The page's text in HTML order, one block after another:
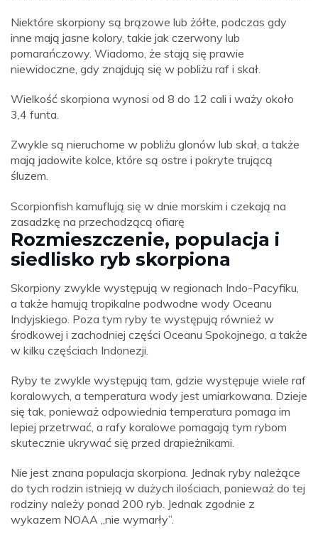
Niektóre skorpiony są brązowe lub żółte, podczas gdy
inne mają jasne kolory, takie jak czerwony lub
pomarańczowy. Wiadomo, że stają się prawie
niewidoczne, gdy znajdują się w pobliżu raf i skał.
Wielkość skorpiona wynosi od 8 do 12 cali i waży około
3,4 funta.
Zwykle są nieruchome w pobliżu glonów lub skał, a także
mają jadowite kolce, które są ostre i pokryte trującą
śluzem.
Scorpionfish kamuflują się w dnie morskim i czekają na
zasadzkę na przechodzącą ofiarę
Rozmieszczenie, populacja i
siedlisko ryb skorpiona
Skorpiony zwykle występują w regionach Indo-Pacyfiku,
a także hamują tropikalne podwodne wody Oceanu
Indyjskiego. Poza tym ryby te występują również w
środkowej i zachodniej części Oceanu Spokojnego, a także
w kilku częściach Indonezji.
Ryby te zwykle występują tam, gdzie występuje wiele raf
koralowych, a temperatura wody jest umiarkowana. Dzieje
się tak, ponieważ odpowiednia temperatura pomaga im
lepiej przetrwać, a rafy koralowe pomagają tym rybom
skutecznie ukrywać się przed drapieżnikami.
Nie jest znana populacja skorpiona. Jednak ryby należące
do tych rodzin istnieją w dużych ilościach, ponieważ do tej
rodziny należy ponad 200 ryb. Jednak zgodnie z
wykazem NOAA „nie wymarły”.